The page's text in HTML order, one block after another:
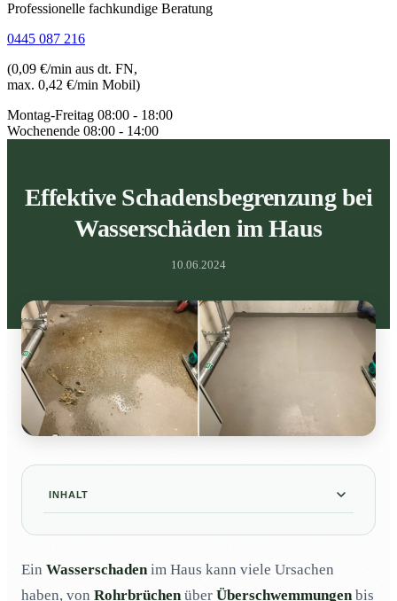
Professionelle fachkundige Beratung
0445 087 216
(0,09 €/min aus dt. FN,
max. 0,42 €/min Mobil)
Montag-Freitag 08:00 - 18:00
Wochenende 08:00 - 14:00
Effektive Schadensbegrenzung bei
Wasserschäden im Haus
10.06.2024
INHALT
Wie reinigt man einen Fäkalwasserschaden?
02Was kostet die Reinigung eines
Ein Wasserschadenim Haus kann viele Ursachen
haben, von Rohrbrüchenüber Überschwemmungenbis